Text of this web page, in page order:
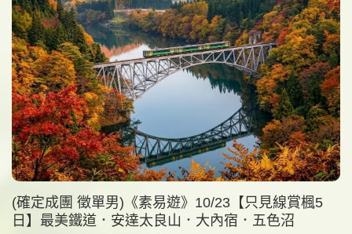
(確定成團 徵單男)《素易遊》10/23【只見線賞楓5
日】最美鐵道．安達太良山．大內宿．五色沼